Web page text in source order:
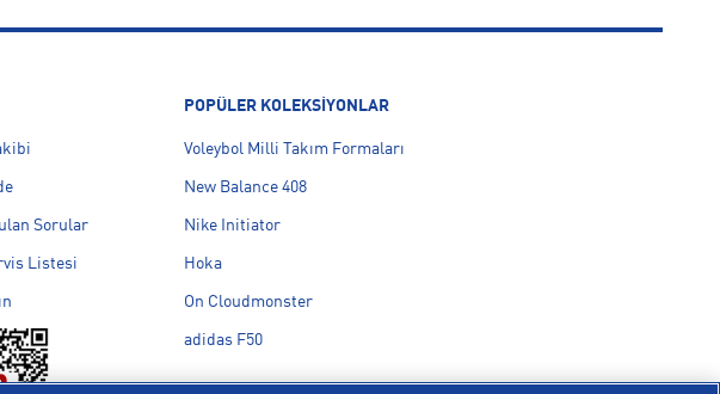
Sorular
Listesi
POPÜLER KOLEKSİYONLAR
Voleybol Milli Takım Formaları
New Balance 408
Nike Initiator
Hoka
On Cloudmonster
adidas F50